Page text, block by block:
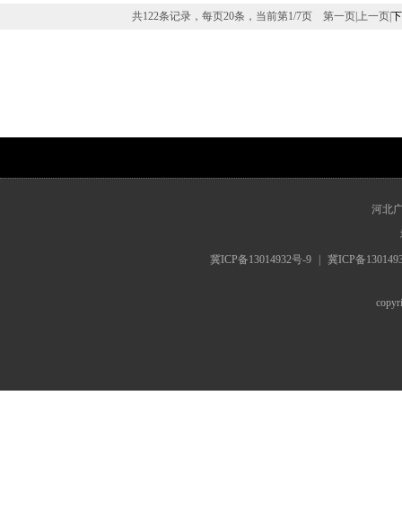
共122条记录，每页20条，当前第1/7页 第一页|上一页|
河北
冀ICP备13014932号-9
冀ICP备